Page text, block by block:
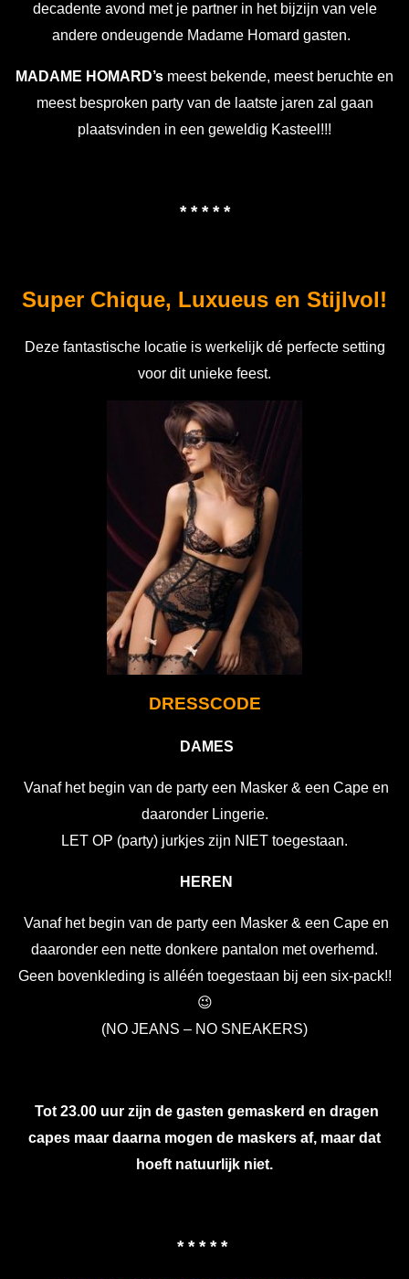
decadente avond met je partner in het bijzijn van vele
andere ondeugende Madame Homard gasten.
MADAME HOMARD’s meest bekende, meest beruchte en
meest besproken party van de laatste jaren zal gaan
plaatsvinden in een geweldig Kasteel!!!
* * * * *
Super Chique, Luxueus en Stijlvol!
Deze fantastische locatie is werkelijk dé perfecte setting
voor dit unieke feest.
DRESSCODE
DAMES
Vanaf het begin van de party een Masker & een Cape en
daaronder Lingerie.
LET OP (party) jurkjes zijn NIET toegestaan.
HEREN
Vanaf het begin van de party een Masker & een Cape en
daaronder een nette donkere pantalon met overhemd.
Geen bovenkleding is alléén toegestaan bij een six-pack!!
😉
(NO JEANS – NO SNEAKERS)
Tot 23.00 uur zijn de gasten gemaskerd en dragen
capes maar daarna mogen de maskers af, maar dat
hoeft natuurlijk niet.
* * * * *